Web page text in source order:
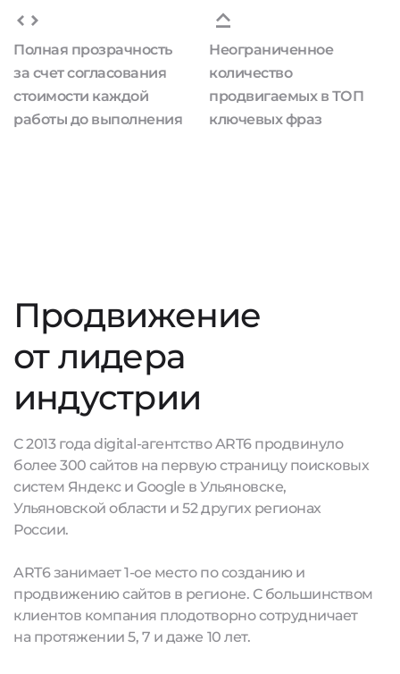
Полная прозрачность
за счет согласования
стоимости каждой
работы до выполнения
Неограниченное
количество
продвигаемых в ТОП
ключевых фраз
Продвижение
от лидера
индустрии
С 2013 года digital-агентство ART6 продвинуло
более 300 сайтов на первую страницу поисковых
систем Яндекс и Google в Ульяновске,
Ульяновской области и 52 других регионах
России.
ART6 занимает 1-ое место по созданию и
продвижению сайтов в регионе. С большинством
клиентов компания плодотворно сотрудничает
на протяжении 5, 7 и даже 10 лет.